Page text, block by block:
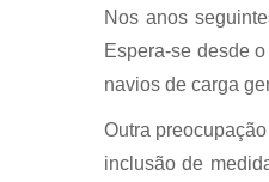
Nos anos
Espera-se desde
navios de carga
Outra
inclusão de